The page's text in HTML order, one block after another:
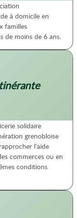
à domicile en
familles
de moins de 6 ans.
solidaire
grenobloise
l'aide
commerces ou en
conditions